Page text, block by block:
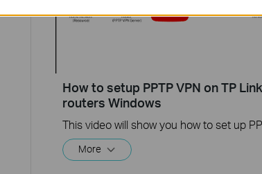
How to setup PPTP VPN on TP Link
routers Windows
More